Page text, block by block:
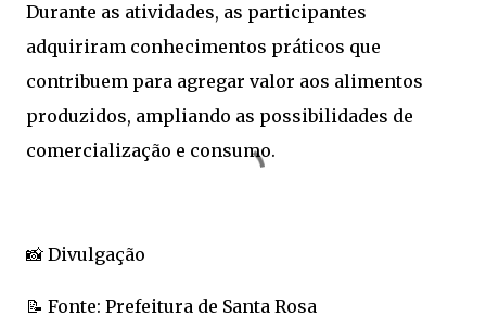
Durante as atividades, as participantes
adquiriram conhecimentos práticos que
contribuem para agregar valor aos alimentos
produzidos, ampliando as possibilidades de
comercialização e consumo.
📸 Divulgação
📝 Fonte: Prefeitura de Santa Rosa